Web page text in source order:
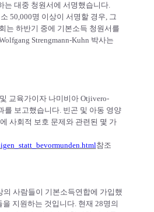
는 대중 청원서에 서명했습니다.
50,000명 이상이 서명할 경우, 그
는 하반기 중에 기본소득 청원서를
Strengmann-Kuhn 박사는
교육가이자 나미비아 Otjivero-
를 보고했습니다. 빈곤 및 아동 영양
사회적 보호 문제와 관련된 몇 가
참조
사람들이 기본소득연합에 가입했
지원하는 것입니다. 현재 28명의